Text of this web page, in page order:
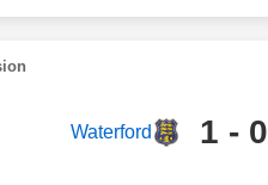
Waterford 1 - 0